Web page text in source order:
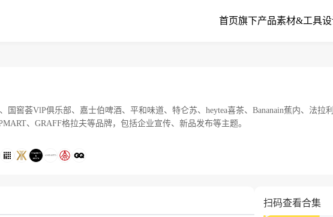
首页旗下产品素材&工具
窖荟VlP俱乐部、嘉士伯啤酒、平和味道、特仑苏、heytea喜茶、Bananain蕉内、法拉
、GRAFF格拉夫等品牌，包括企业宣传、新品发布等主题。
扫码查看合集